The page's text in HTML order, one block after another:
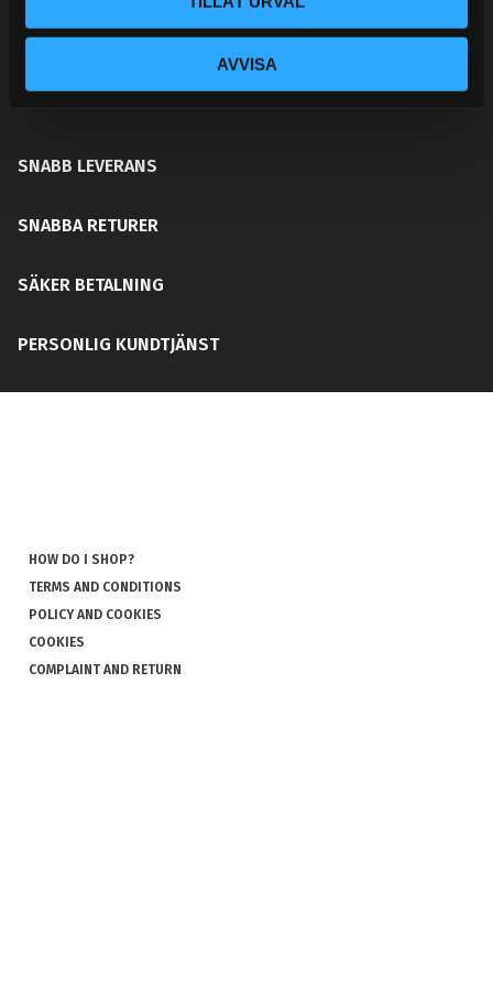
AVVISA
ditt chassi, bromssystem, motordelar &
säkerhetsutrustning. Med en personlig kundtjänst och
mångårig erfarenhet får du rätt del för ditt behov utan
att din plånboken blir tom!
SNABB LEVERANS
SNABBA RETURER
SÄKER BETALNING
PERSONLIG KUNDTJÄNST
HOW DO I SHOP?
TERMS AND CONDITIONS
POLICY AND COOKIES
COOKIES
COMPLAINT AND RETURN